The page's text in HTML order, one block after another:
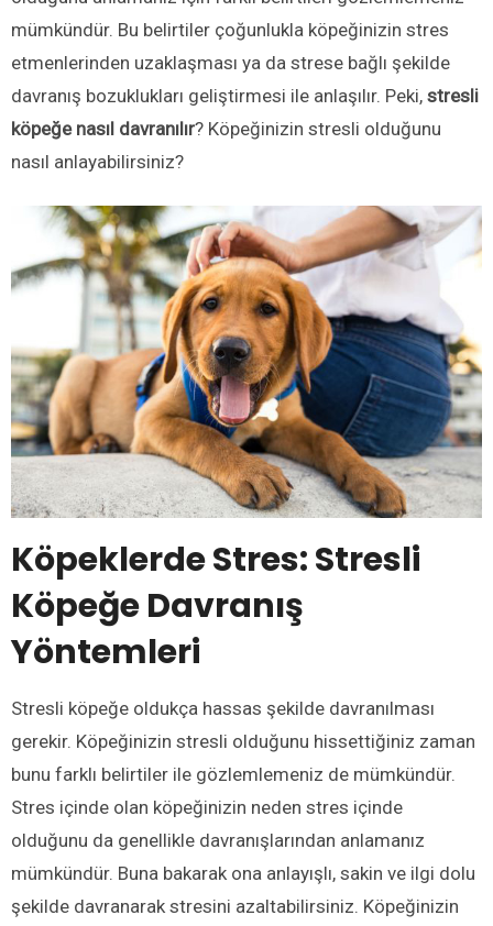
mümkündür. Bu belirtiler çoğunlukla köpeğinizin stres
etmenlerinden uzaklaşması ya da strese bağlı şekilde
davranış bozuklukları geliştirmesi ile anlaşılır. Peki, stresli
köpeğe nasıl davranılır? Köpeğinizin stresli olduğunu
nasıl anlayabilirsiniz?
Köpeklerde Stres: Stresli
Köpeğe Davranış
Yöntemleri
Stresli köpeğe oldukça hassas şekilde davranılması
gerekir. Köpeğinizin stresli olduğunu hissettiğiniz zaman
bunu farklı belirtiler ile gözlemlemeniz de mümkündür.
Stres içinde olan köpeğinizin neden stres içinde
olduğunu da genellikle davranışlarından anlamanız
mümkündür. Buna bakarak ona anlayışlı, sakin ve ilgi dolu
şekilde davranarak stresini azaltabilirsiniz. Köpeğinizin